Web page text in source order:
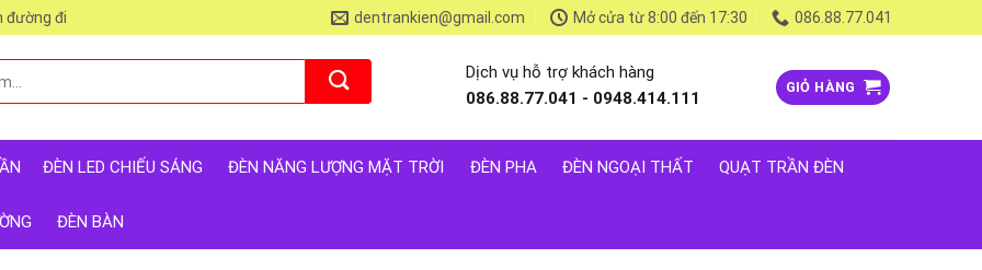
đường đi dentrankien@gmail.com Mở cửa từ 8:00 đến 17:30 086.88.77.041
Dịch vụ hỗ trợ khách hàng
086.88.77.041 - 0948.414.111
GIỎ HÀNG
ĐÈN LED CHIẾU SÁNG ĐÈN NĂNG LƯỢNG MẶT TRỜI ĐÈN PHA ĐÈN NGOẠI THẤT QUẠT TRẦN ĐÈN
ĐÈN BÀN